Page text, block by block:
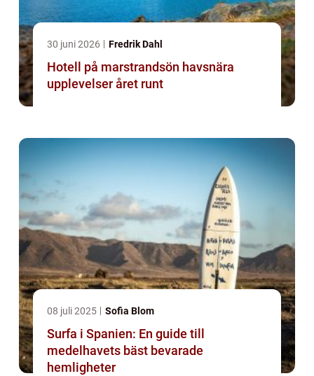
30 juni 2026 Fredrik Dahl
Hotell på marstrandsön havsnära
upplevelser året runt
08 juli 2025 Sofia Blom
Surfa i Spanien: En guide till
medelhavets bäst bevarade
hemligheter